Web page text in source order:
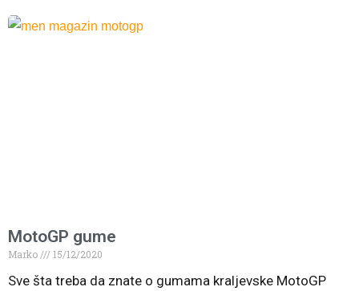
MotoGP gume
Marko 15/12/2020
Sve šta treba da znate o gumama kraljevske MotoGP